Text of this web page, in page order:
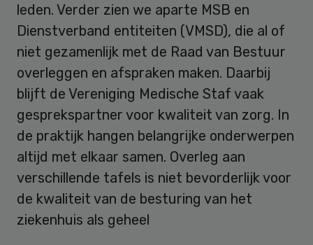
leden. Verder zien we aparte MSB en
Dienstverband entiteiten (VMSD), die al of
niet gezamenlijk met de Raad van Bestuur
overleggen en afspraken maken. Daarbij
blijft de Vereniging Medische Staf vaak
gesprekspartner voor kwaliteit van zorg. In
de praktijk hangen belangrijke onderwerpen
altijd met elkaar samen. Overleg aan
verschillende tafels is niet bevorderlijk voor
de kwaliteit van de besturing van het
ziekenhuis als geheel